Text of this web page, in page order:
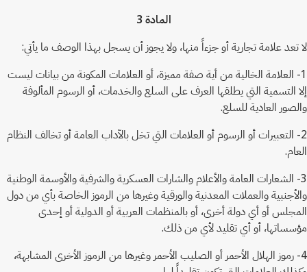
المادة 3
لا تعد علامة تجارية أو جزءاً منها، ولا يجوز أن يسجل بهذا الوصف ما يأتي:
1- العلامة الخالية من أية صفة مميزة، أو العلامات المكونة من بيانات ليست
إلا التسمية التي يطلقها العرف على السلع والخدمات، أو الرسوم المألوفة
والصور العادية للسلع.
2- التعبيرات أو الرسوم أو العلامات التي تخل بالآداب العامة أو تخالف النظام
العام.
3- الشعارات العامة والأعلام والشارات العسكرية والشرفية والأوسمة الوطنية
والأجنبية والعملات المعدنية والورقية وغيرها من الرموز الخاصة بأي من دول
المجلس أو أي دولة أخرى، أو بالمنظمات العربية أو الدولية أو إحدى
مؤسساتها، أو أي تقليد لأي من ذلك.
4- رموز الهلال الأحمر أو الصليب الأحمر وغيرها من الرموز الأخرى المشابهة،